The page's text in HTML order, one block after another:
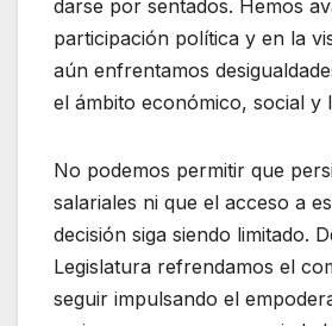
darse por sentados. Hemos
participación política y en la
aún enfrentamos
el ámbito económico, social y
No podemos permitir que
salariales ni que el acceso a
decisión siga siendo limitado.
Legislatura refrendamos el
seguir impulsando el